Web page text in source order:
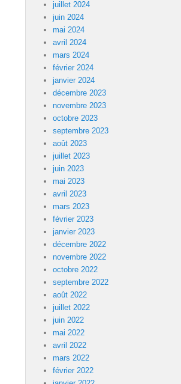
juillet 2024
juin 2024
mai 2024
avril 2024
mars 2024
février 2024
janvier 2024
décembre 2023
novembre 2023
octobre 2023
septembre 2023
août 2023
juillet 2023
juin 2023
mai 2023
avril 2023
mars 2023
février 2023
janvier 2023
décembre 2022
novembre 2022
octobre 2022
septembre 2022
août 2022
juillet 2022
juin 2022
mai 2022
avril 2022
mars 2022
février 2022